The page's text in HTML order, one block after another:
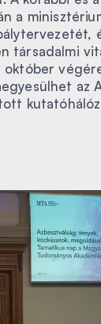
a
társadalmi
október
az